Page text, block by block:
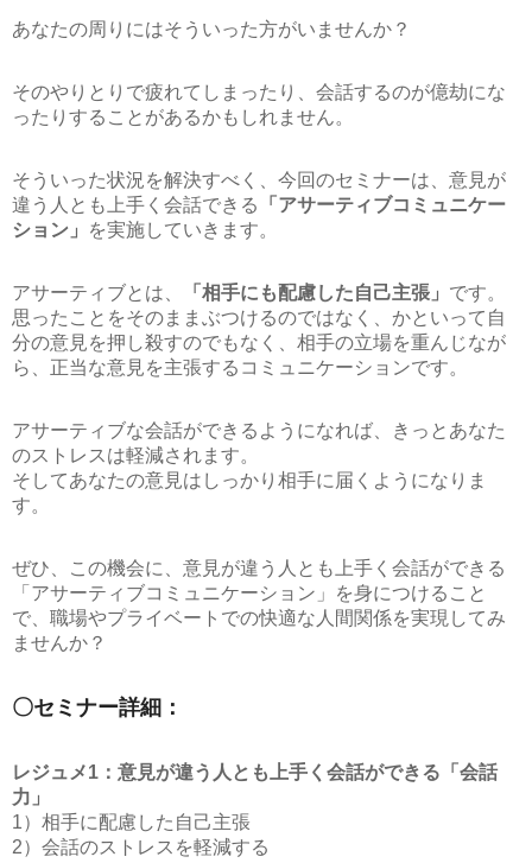
あなたの周りにはそういった方がいませんか？
そのやりとりで疲れてしまったり、会話するのが億劫にな
ったりすることがあるかもしれません。
そういった状況を解決すべく、今回のセミナーは、意見が
違う人とも上手く会話できる
「アサーティブコミュニケー
ション」
を実施していきます。
アサーティブとは、 「相手にも配慮した自己主張」 です。
思ったことをそのままぶつけるのではなく、かといって自
分の意見を押し殺すのでもなく、相手の立場を重んじなが
ら、正当な意見を主張するコミュニケーションです。
アサーティブな会話ができるようになれば、きっとあなた
のストレスは軽減されます。
そしてあなたの意見はしっかり相手に届くようになりま
す。
ぜひ、この機会に、意見が違う人とも上手く会話ができる
「アサーティブコミュニケーション」を身につけること
で、職場やプライベートでの快適な人間関係を実現してみ
ませんか？
〇セミナー詳細：
レジュメ1：意見が違う人とも上手く会話ができる「会話
力」
1）相手に配慮した自己主張
2）会話のストレスを軽減する